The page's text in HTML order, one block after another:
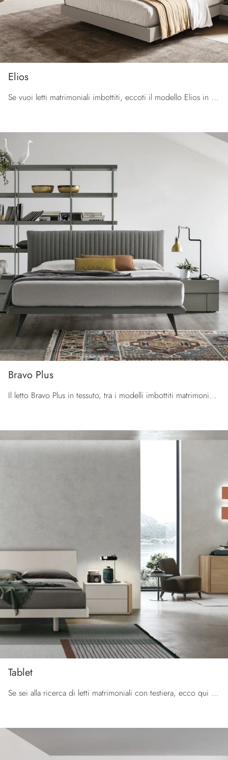
Elios
Se vuoi letti matrimoniali imbottiti, eccoti il modello Elios in tessuto per valorizzare la zona notte.
Bravo Plus
Il letto Bravo Plus in tessuto, tra i modelli imbottiti matrimoniali moderni di Tomasella, è perfetto per garantirti il relax totale.
Tablet
Se sei alla ricerca di letti matrimoniali con testiera, ecco qui il modello Tablet in melaminico per valorizzare la camera da letto.